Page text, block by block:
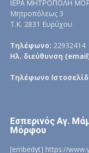
ΙΕΡΑ ΜΗΤΡΟΠΟΛΗ
Μητροπόλεως 3
Τ.Κ. 2831 Ευρύχου
Τηλέφωνο: 22932414
Ηλ. διεύθυνση
Τηλέφωνο
Εσπερινός Αγ.
Μόρφου
[embedyt] https://